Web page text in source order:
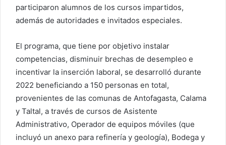
participaron alumnos de los cursos impartidos,
además de autoridades e invitados especiales.
El programa, que tiene por objetivo instalar
competencias, disminuir brechas de desempleo e
incentivar la inserción laboral, se desarrolló durante
2022 beneficiando a 150 personas en total,
provenientes de las comunas de Antofagasta, Calama
y Taltal, a través de cursos de Asistente
Administrativo, Operador de equipos móviles (que
incluyó un anexo para refinería y geología), Bodega y